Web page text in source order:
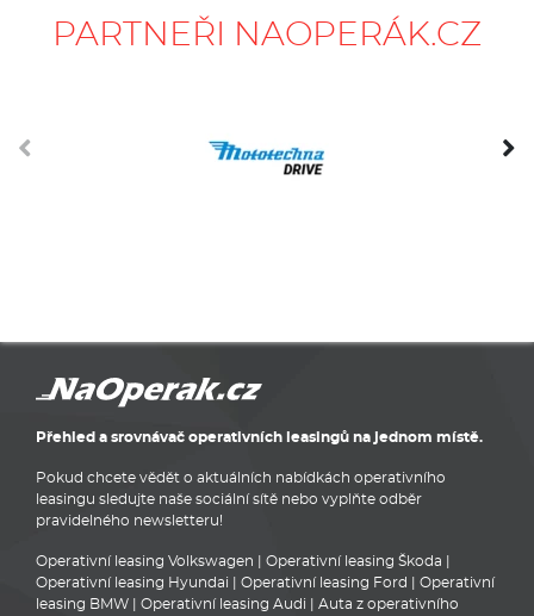
PARTNEŘI NAOPERÁK.CZ
Přehled a srovnávač operativních leasingů na jednom místě.
Pokud chcete vědět o aktuálních nabídkách operativního
leasingu sledujte naše sociální sítě nebo vyplňte odběr
pravidelného newsletteru!
Operativní leasing Volkswagen Operativní leasing Škoda
Operativní leasing Hyundai
Operativní leasing Ford
Operativní
leasing BMW
Operativní leasing Audi
Auta z operativního